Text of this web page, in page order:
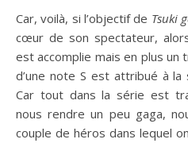
Car, voilà, si l’objectif de Tsuki
cœur de son spectateur,
est accomplie mais en plus un
d’une note S est attribué à
Car tout dans la série est
nous rendre un peu gaga,
couple de héros dans lequel